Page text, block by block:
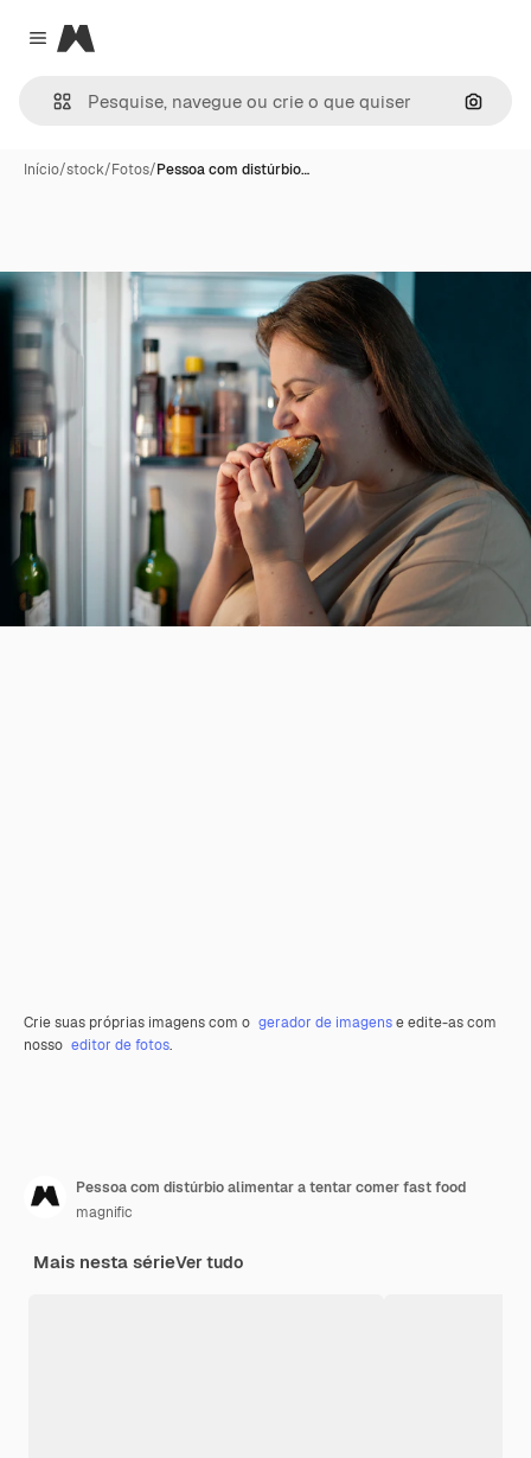
Close menu
Magnific
Início/stock/Fotos/Pessoa com distúrbio…
Crie suas próprias imagens com o gerador de imagense edite-as com
nosso editor de fotos.
Pessoa com distúrbio alimentar a tentar comer fast food
magnific
Mais nesta sérieVer tudo